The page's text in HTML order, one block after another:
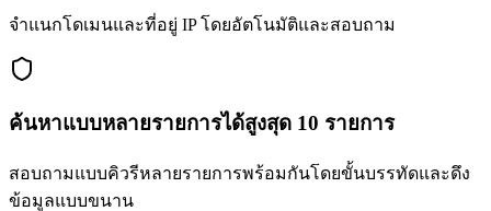
จำแนกโดเมนและที่อยู่ IP โดยอัตโนมัติและสอบถาม
ค้นหาแบบหลายรายการได้สูงสุด 10 รายการ
สอบถามแบบคิวรีหลายรายการพร้อมกันโดยขั้นบรรทัดและดึง
ข้อมูลแบบขนาน